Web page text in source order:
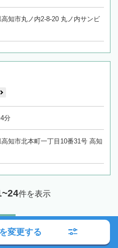
知市丸ノ内2-8-20 丸ノ内サンビ
分
知市北本町一丁目10番31号 高知
件を表示
変更する